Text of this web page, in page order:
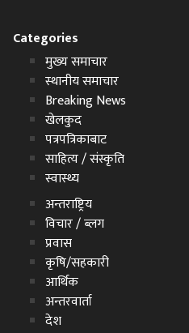
Categories
मुख्य समाचार
स्थानीय समाचार
Breaking News
खेलकुद
पत्रपत्रिकाबाट
साहित्य / संस्कृति
स्वास्थ्य
अन्तराष्ट्रिय
विचार / ब्लग
प्रवास
कृषि/सहकारी
आर्थिक
अन्तरवार्ता
देश